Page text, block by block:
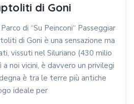
di Goni
di “Su Peinconi“ Passeggiar
di Goni è una sensazione ma
vissuti nel Siluriano (430 milio
a noi vicini, è davvero un privilegi
è tra le terre più antiche
ideale per